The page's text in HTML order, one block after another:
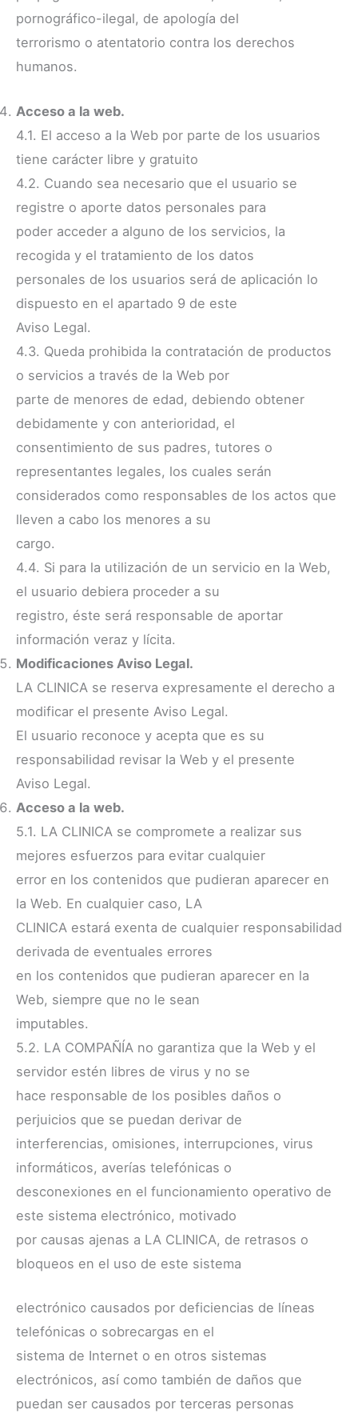
pornográfico-ilegal, de apología del
terrorismo o atentatorio contra los derechos
humanos.
Acceso a la web.
4.1. El acceso a la Web por parte de los usuarios
tiene carácter libre y gratuito
4.2. Cuando sea necesario que el usuario se
registre o aporte datos personales para
poder acceder a alguno de los servicios, la
recogida y el tratamiento de los datos
personales de los usuarios será de aplicación lo
dispuesto en el apartado 9 de este
Aviso Legal.
4.3. Queda prohibida la contratación de productos
o servicios a través de la Web por
parte de menores de edad, debiendo obtener
debidamente y con anterioridad, el
consentimiento de sus padres, tutores o
representantes legales, los cuales serán
considerados como responsables de los actos que
lleven a cabo los menores a su
cargo.
4.4. Si para la utilización de un servicio en la Web,
el usuario debiera proceder a su
registro, éste será responsable de aportar
información veraz y lícita.
Modificaciones Aviso Legal.
LA CLINICA se reserva expresamente el derecho a
modificar el presente Aviso Legal.
El usuario reconoce y acepta que es su
responsabilidad revisar la Web y el presente
Aviso Legal.
Acceso a la web.
5.1. LA CLINICA se compromete a realizar sus
mejores esfuerzos para evitar cualquier
error en los contenidos que pudieran aparecer en
la Web. En cualquier caso, LA
CLINICA estará exenta de cualquier responsabilidad
derivada de eventuales errores
en los contenidos que pudieran aparecer en la
Web, siempre que no le sean
imputables.
5.2. LA COMPAÑÍA no garantiza que la Web y el
servidor estén libres de virus y no se
hace responsable de los posibles daños o
perjuicios que se puedan derivar de
interferencias, omisiones, interrupciones, virus
informáticos, averías telefónicas o
desconexiones en el funcionamiento operativo de
este sistema electrónico, motivado
por causas ajenas a LA CLINICA, de retrasos o
bloqueos en el uso de este sistema
electrónico causados por deficiencias de líneas
telefónicas o sobrecargas en el
sistema de Internet o en otros sistemas
electrónicos, así como también de daños que
puedan ser causados por terceras personas